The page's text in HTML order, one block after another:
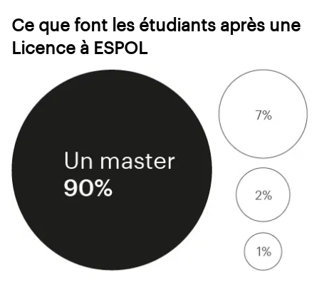
Ce que font les étudiants après une
Licence à ESPOL